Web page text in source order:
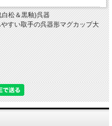
の下に各箱のお買い物カゴにて
・ギフト対応(のし紙掛け・メ
ての規約を遵守し、国産の天然
・重量・色合い・風合いが一つ
いませ。
松＆黒釉)呉器
すい取手の呉器形マグカップ大